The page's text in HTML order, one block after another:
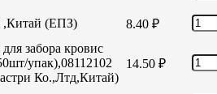
,Китай (ЕПЗ) 8.40 ₽
забора кровис
упак),08112102
Ко.,Лтд,Китай)
14.50 ₽